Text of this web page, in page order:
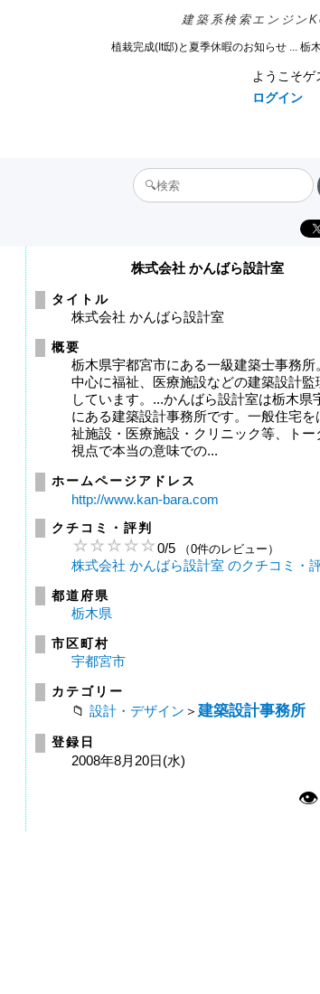
建築系検索エンジン
植栽完成(It邸)と夏季休暇のお知らせ ... 栃
ようこそゲ
ログイン
株式会社 かんばら設計室
タイトル
株式会社 かんばら設計室
概要
栃木県宇都宮市にある一級建築士事務所
中心に福祉、医療施設などの建築設計監
しています。...かんばら設計室は栃木県
にある建築設計事務所です。一般住宅を
祉施設・医療施設・クリニック等、トー
視点で本当の意味での...
ホームページアドレス
http://www.kan-bara.com
クチコミ・評判
0/5 （0件のレビュー）
株式会社 かんばら設計室 のクチコミ・
都道府県
栃木県
市区町村
宇都宮市
カテゴリー
設計・デザイン ＞ 建築設計事務所
登録日
2008年8月20日(水)